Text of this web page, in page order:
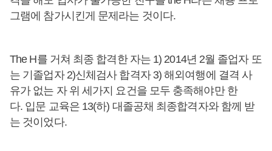
그램에 참가시킨게 문제라는 것이다.
The H를 거쳐 최종 합격한 자는 1) 2014년 2월 졸업자 또
는 기졸업자 2)신체검사 합격자 3) 해외여행에 결격 사
유가 없는 자 위 세가지 요건을 모두 충족해야만 한
다. 입문 교육은 13(하) 대졸공채 최종합격자와 함께 받
는 것이었다.